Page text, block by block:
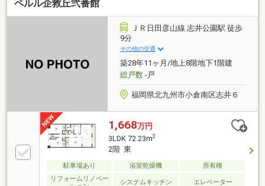
ペルル企救丘弐番館
ＪＲ日田彦山線 志井公園駅 徒歩
9分
その他の交通
築28年11ヶ月/地上8階地下1階建
総戸数-戸
福岡県北九州市小倉南区志井６
1,668万円
3LDK 72.23m2
2階 東
駐車場あり 浴室乾燥機
所有権
リフォームリノベー
システムキッチン エレベーター